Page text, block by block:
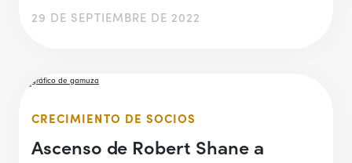
29 DE SEPTIEMBRE DE 2022
CRECIMIENTO DE SOCIOS
Ascenso de Robert Shane a